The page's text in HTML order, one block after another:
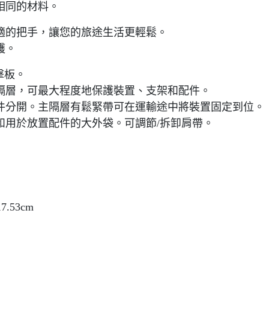
的材料。
把手，讓您的旅途生活更輕鬆。
板。
，可最大程度地保護裝置、支架和配件。
開。主隔層有鬆緊帶可在運輸途中將裝置固定到位。
於放置配件的大外袋。可調節/拆卸肩帶。